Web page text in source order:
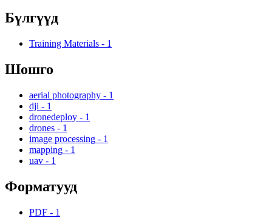
Бүлгүүд
Training Materials - 1
Шошго
aerial photography - 1
dji - 1
dronedeploy - 1
drones - 1
image processing - 1
mapping - 1
uav - 1
Форматууд
PDF - 1